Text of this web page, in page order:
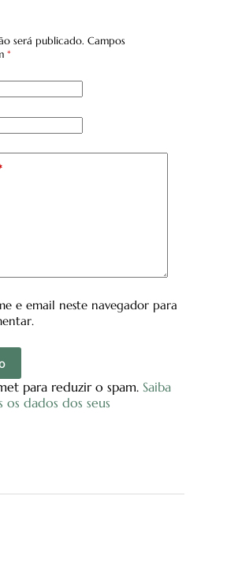
será publicado. Campos
*
e email neste navegador para
para reduzir o spam. Saiba
os dados dos seus